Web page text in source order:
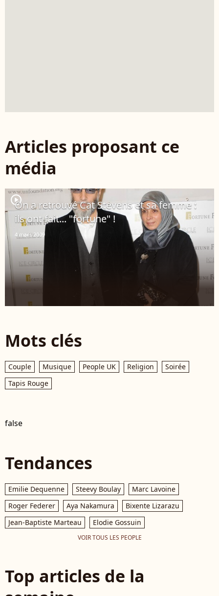
Articles proposant ce
média
player2
On a retrouvé Cat Stevens et sa femme :
ils ont fait... "fortune" !
4 mars 2009
Mots clés
Couple Musique People UK Religion
Soirée
Tapis Rouge
false
Tendances
Emilie Dequenne Steevy Boulay
Marc Lavoine
Roger Federer
Aya Nakamura
Bixente Lizarazu
Jean-Baptiste Marteau
Elodie Gossuin
VOIR TOUS LES PEOPLE
Top articles de la